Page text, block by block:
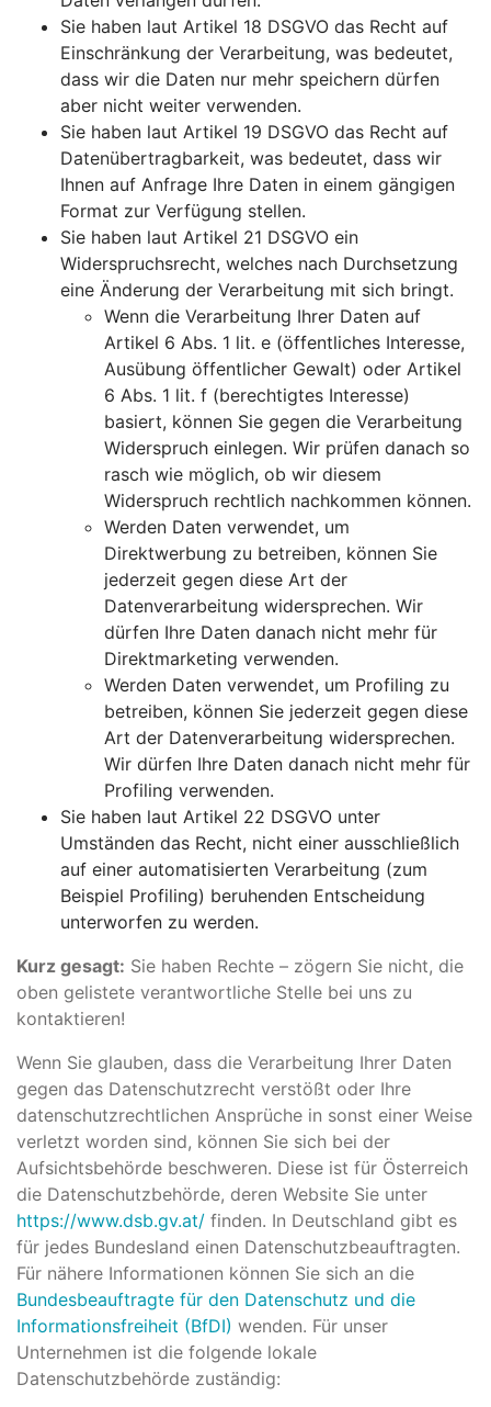
Sie haben laut Artikel 18 DSGVO das Recht auf
Einschränkung der Verarbeitung, was bedeutet,
dass wir die Daten nur mehr speichern dürfen
aber nicht weiter verwenden.
Sie haben laut Artikel 19 DSGVO das Recht auf
Datenübertragbarkeit, was bedeutet, dass wir
Ihnen auf Anfrage Ihre Daten in einem gängigen
Format zur Verfügung stellen.
Sie haben laut Artikel 21 DSGVO ein
Widerspruchsrecht, welches nach Durchsetzung
eine Änderung der Verarbeitung mit sich bringt.
Wenn die Verarbeitung Ihrer Daten auf
Artikel 6 Abs. 1 lit. e (öffentliches Interesse,
Ausübung öffentlicher Gewalt) oder Artikel
6 Abs. 1 lit. f (berechtigtes Interesse)
basiert, können Sie gegen die Verarbeitung
Widerspruch einlegen. Wir prüfen danach so
rasch wie möglich, ob wir diesem
Widerspruch rechtlich nachkommen können.
Werden Daten verwendet, um
Direktwerbung zu betreiben, können Sie
jederzeit gegen diese Art der
Datenverarbeitung widersprechen. Wir
dürfen Ihre Daten danach nicht mehr für
Direktmarketing verwenden.
Werden Daten verwendet, um Profiling zu
betreiben, können Sie jederzeit gegen diese
Art der Datenverarbeitung widersprechen.
Wir dürfen Ihre Daten danach nicht mehr für
Profiling verwenden.
Sie haben laut Artikel 22 DSGVO unter
Umständen das Recht, nicht einer ausschließlich
auf einer automatisierten Verarbeitung (zum
Beispiel Profiling) beruhenden Entscheidung
unterworfen zu werden.
Kurz gesagt: Sie haben Rechte – zögern Sie nicht, die
oben gelistete verantwortliche Stelle bei uns zu
kontaktieren!
Wenn Sie glauben, dass die Verarbeitung Ihrer Daten
gegen das Datenschutzrecht verstößt oder Ihre
datenschutzrechtlichen Ansprüche in sonst einer Weise
verletzt worden sind, können Sie sich bei der
Aufsichtsbehörde beschweren. Diese ist für Österreich
die Datenschutzbehörde, deren Website Sie unter
https://www.dsb.gv.at/ finden. In Deutschland gibt es
für jedes Bundesland einen Datenschutzbeauftragten.
Für nähere Informationen können Sie sich an die
Bundesbeauftragte für den Datenschutz und die
Informationsfreiheit (BfDI) wenden. Für unser
Unternehmen ist die folgende lokale
Datenschutzbehörde zuständig: